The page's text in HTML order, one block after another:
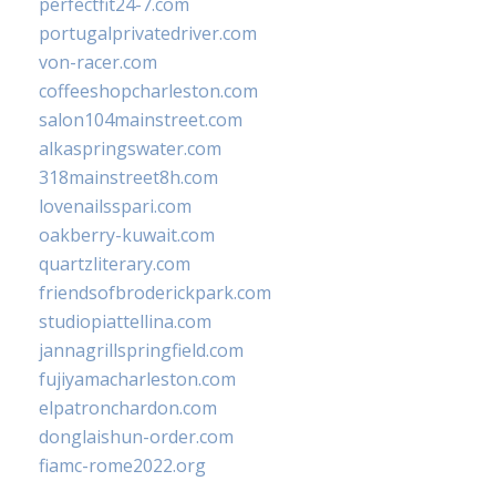
portugalprivatedriver.com
von-racer.com
coffeeshopcharleston.com
salon104mainstreet.com
alkaspringswater.com
318mainstreet8h.com
lovenailsspari.com
oakberry-kuwait.com
quartzliterary.com
friendsofbroderickpark.com
studiopiattellina.com
jannagrillspringfield.com
fujiyamacharleston.com
elpatronchardon.com
donglaishun-order.com
fiamc-rome2022.org